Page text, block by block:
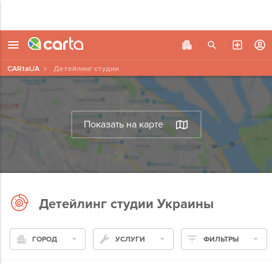
Показать на карте
CARtaUA Детейлинг студии
Детейлинг студии Украины
ГОРОД УСЛУГИ ФИЛЬТРЫ